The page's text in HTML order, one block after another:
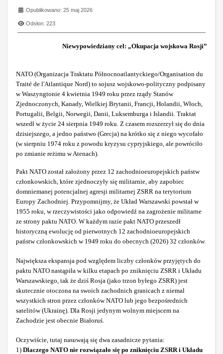
Opublikowano: 25 maj 2026
Odsłon: 223
Niewypowiedziany cel: „Okupacja wojskowa Rosji”
NATO (Organizacja Traktatu Północnoatlantyckiego/Organisation du
Traité de l'Atlantique Nord) to sojusz wojskowo-polityczny podpisany
w Waszyngtonie 4 kwietnia 1949 roku przez rządy Stanów
Zjednoczonych, Kanady, Wielkiej Brytanii, Francji, Holandii, Włoch,
Portugalii, Belgii, Norwegii, Danii, Luksemburga i Islandii. Traktat
wszedł w życie 24 sierpnia 1949 roku. Z czasem rozszerzył się do dnia
dzisiejszego, a jedno państwo (Grecja) na krótko się z niego wycofało
(w sierpniu 1974 roku z powodu kryzysu cypryjskiego, ale powróciło
po zmianie reżimu w Atenach).
Pakt NATO został założony przez 12 zachodnioeuropejskich państw
członkowskich, które zjednoczyły się militarnie, aby zapobiec
domniemanej potencjalnej agresji militarnej ZSRR na terytorium
Europy Zachodniej. Przypomnijmy, że Układ Warszawski powstał w
1955 roku, w rzeczywistości jako odpowiedź na zagrożenie militarne
ze strony paktu NATO. W każdym razie pakt NATO przeszedł
historyczną ewolucję od pierwotnych 12 zachodnioeuropejskich
państw członkowskich w 1949 roku do obecnych (2026) 32 członków.
Największa ekspansja pod względem liczby członków przyjętych do
paktu NATO nastąpiła w kilku etapach po zniknięciu ZSRR i Układu
Warszawskiego, tak że dziś Rosja (jako trzon byłego ZSRR) jest
skutecznie otoczona na swoich zachodnich granicach z niemal
wszystkich stron przez członków NATO lub jego bezpośrednich
satelitów (Ukrainę). Dla Rosji jedynym wolnym miejscem na
Zachodzie jest obecnie Białoruś.
Oczywiście, tutaj nasuwają się dwa zasadnicze pytania:
1) Dlaczego NATO nie rozwiązało się po zniknięciu ZSRR i Układu